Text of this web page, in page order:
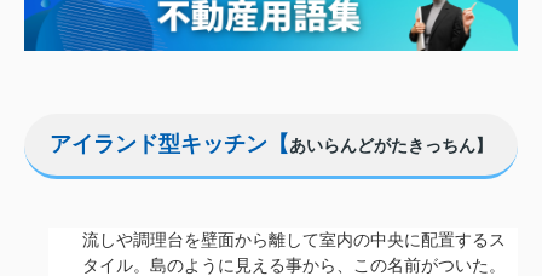
アイランド型キッチン【あいらんどがたきっちん】
流しや調理台を壁面から離して室内の中央に配置するス
タイル。島のように見える事から、この名前がついた。